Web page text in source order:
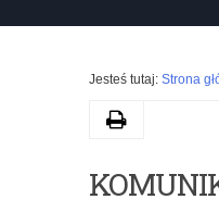
Jesteś tutaj: Strona
K